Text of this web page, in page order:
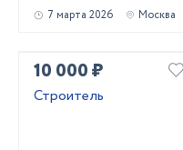
7 марта 2026 Москва
10 000 ₽
Строитель